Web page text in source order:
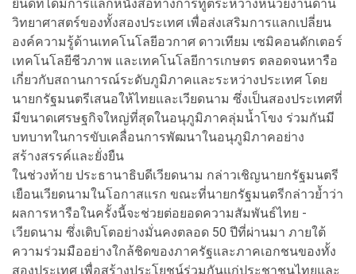
ยินดีที่ได้มีการแลกหนังสือทางการทูตระหว่างหน่วยงานด้าน
วิทยาศาสตร์ของทั้งสองประเทศ เพื่อส่งเสริมการแลกเปลี่ยน
องค์ความรู้ด้านเทคโนโลยีอวกาศ ดาวเทียม เซมิคอนดักเตอร์
เทคโนโลยีชีวภาพ และเทคโนโลยีการเกษตร ตลอดจนหารือ
เกี่ยวกับสถานการณ์ระดับภูมิภาคและระหว่างประเทศ โดย
นายกรัฐมนตรีเสนอให้ไทยและเวียดนาม ซึ่งเป็นสองประเทศที่
มีขนาดเศรษฐกิจใหญ่ที่สุดในอนุภูมิภาคลุ่มน้ำโขง ร่วมกันมี
บทบาทในการขับเคลื่อนการพัฒนาในอนุภูมิภาคอย่าง
สร้างสรรค์และยั่งยืน
ในช่วงท้าย ประธานาธิบดีเวียดนาม กล่าวเชิญนายกรัฐมนตรี
เยือนเวียดนามในโอกาสแรก ขณะที่นายกรัฐมนตรีกล่าวย้ำว่า
ผลการหารือในครั้งนี้จะช่วยต่อยอดความสัมพันธ์ไทย -
เวียดนาม ซึ่งเติบโตอย่างมั่นคงตลอด 50 ปีที่ผ่านมา ภายใต้
ความร่วมมืออย่างใกล้ชิดของภาครัฐและภาคเอกชนของทั้ง
สองประเทศ เพื่อสร้างประโยชน์ร่วมกันแก่ประชาชนไทยและ